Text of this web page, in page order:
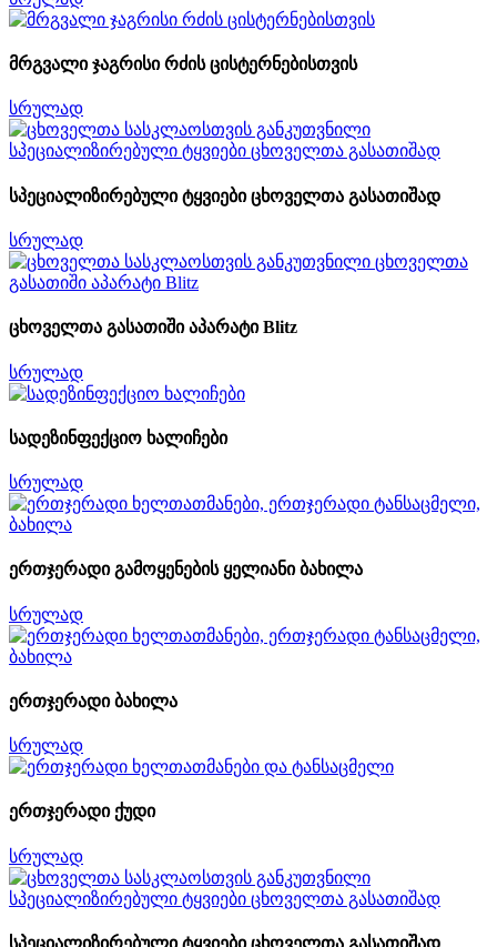
მრგვალი ჯაგრისი რძის ცისტერნებისთვის
სრულად
სპეციალიზირებული ტყვიები ცხოველთა გასათიშად
სრულად
ცხოველთა გასათიში აპარატი Blitz
სრულად
სადეზინფექციო ხალიჩები
სრულად
ერთჯერადი გამოყენების ყელიანი ბახილა
სრულად
ერთჯერადი ბახილა
სრულად
ერთჯერადი ქუდი
სრულად
სპეციალიზირებული ტყვიები ცხოველთა გასათიშად